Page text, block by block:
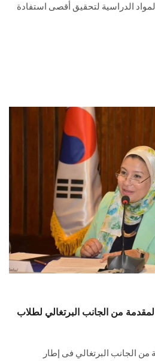
الدراسية لتحقيق أقصى استفادة
من الجانب البرتغالي لطلاب
الجانب البرتغالي فى إطار